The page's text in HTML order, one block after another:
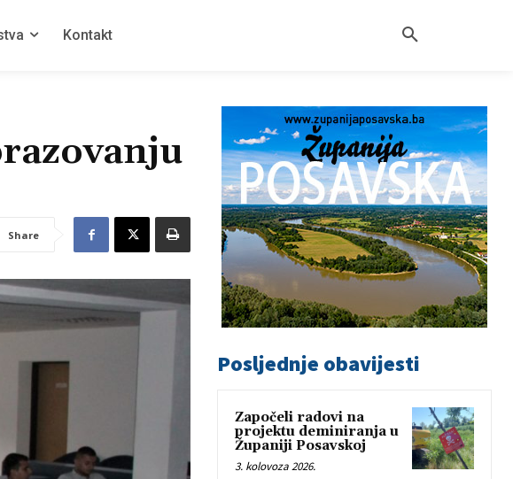
Kontakt
Share
Posljednje obavijesti
Započeli radovi na
projektu deminiranja u
Županiji Posavskoj
3. kolovoza 2026.